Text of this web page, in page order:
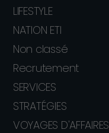
LIFESTYLE
NATION ETI
Non classé
Recrutement
SERVICES
STRATÉGIES
VOYAGES D'AFFAIRES